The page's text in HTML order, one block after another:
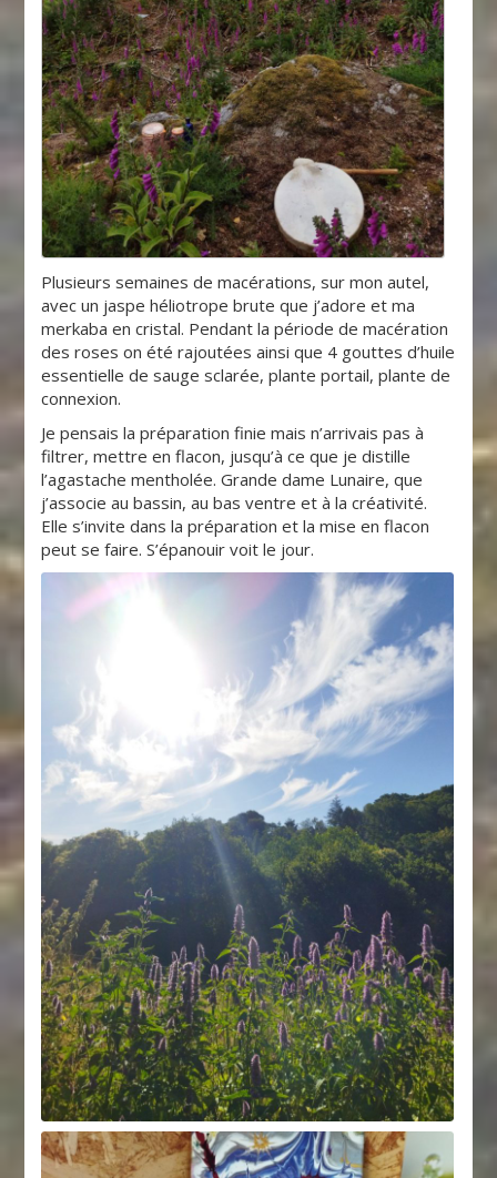
Plusieurs semaines de macérations, sur mon autel,
avec un jaspe héliotrope brute que j’adore et ma
merkaba en cristal. Pendant la période de macération
des roses on été rajoutées ainsi que 4 gouttes d’huile
essentielle de sauge sclarée, plante portail, plante de
connexion.
Je pensais la préparation finie mais n’arrivais pas à
filtrer, mettre en flacon, jusqu’à ce que je distille
l’agastache mentholée. Grande dame Lunaire, que
j’associe au bassin, au bas ventre et à la créativité.
Elle s’invite dans la préparation et la mise en flacon
peut se faire. S’épanouir voit le jour.